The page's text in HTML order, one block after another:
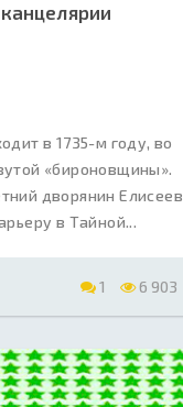
в 1735-м году, во
«бироновщины».
дворянин Елисеев
в Тайной...
1 6 903